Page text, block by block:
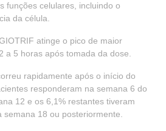
funções celulares, incluindo o
da célula.
atinge o pico de maior
a 5 horas após tomada da dose.
rapidamente após o início do
responderam na semana 6 do
12 e os 6,1% restantes tiveram
18 ou posteriormente.